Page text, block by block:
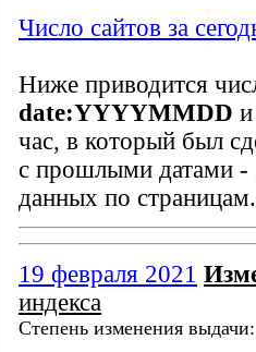
Число сайтов за
Ниже приводится
date:YYYYMMDD
час, в который был
с прошлыми датами -
данных по страницам.
19 февраля 2021
индекса
Степень изменения